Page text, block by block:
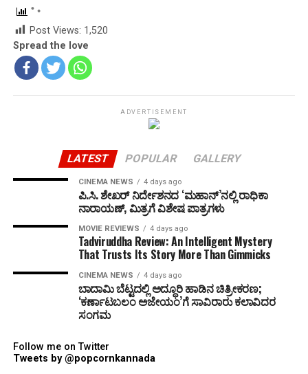
Post Views: 1,520
Spread the love
ADVERTISEMENT
LATEST POPULAR GALLERY
CINEMA NEWS 4 days ago
ಪಿ.ಸಿ. ಶೇಖರ್ ನಿರ್ದೇಶನದ ‘ಮಹಾನ್’ನಲ್ಲಿ ರಾಧಿಕಾ
ನಾರಾಯಣ್, ಮಿತ್ರಗೆ ವಿಶೇಷ ಪಾತ್ರಗಳು
MOVIE REVIEWS 4 days ago
Tadviruddha Review: An Intelligent Mystery
That Trusts Its Story More Than Gimmicks
CINEMA NEWS 4 days ago
ಬಾದಾಮಿ ಬೆಟ್ಟದಲ್ಲಿ ಅದ್ಧೂರಿ ಹಾಡಿನ ಚಿತ್ರೀಕರಣ;
‘ಕರ್ಣಾಟಬಲಂ ಅಜೇಯಂ’ಗೆ ಸಾವಿರಾರು ಕಲಾವಿದರ
ಸಂಗಮ
Follow me on Twitter
Tweets by @popcornkannada